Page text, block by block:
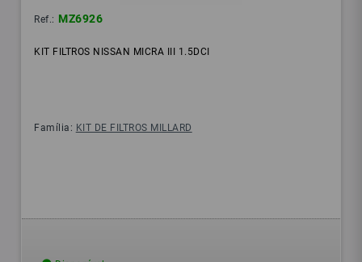
Ref.: MZ6926
KIT FILTROS NISSAN MICRA III 1.5DCI
Família: KIT DE FILTROS MILLARD